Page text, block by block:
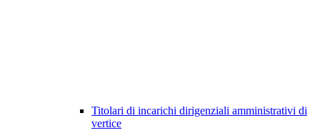
Titolari di incarichi dirigenziali amministrativi di
vertice